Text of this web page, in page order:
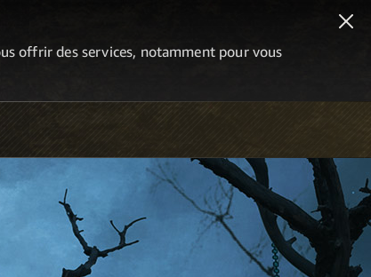
offrir des services, notamment pour vous